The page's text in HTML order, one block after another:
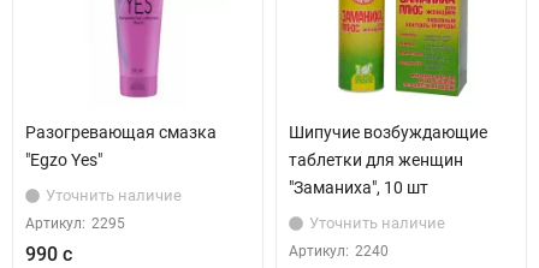
Разогревающая смазка
"Egzo Yes"
Уточнить наличие
Артикул: 2295
990 с
Шипучие возбуждающие
таблетки для женщин
"Заманиха", 10 шт
Уточнить наличие
Артикул: 2240